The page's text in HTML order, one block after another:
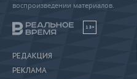
воспроизведении материалов.
18+
РЕДАКЦИЯ
РЕКЛАМА